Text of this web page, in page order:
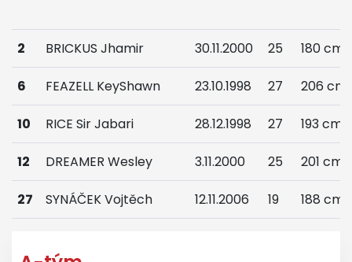
2 BRICKUS Jhamir 30.11.2000 25 180 cm
6 FEAZELL KeyShawn 23.10.1998 27 206 cm
10 RICE Sir Jabari 28.12.1998 27 193 cm
12 DREAMER Wesley 3.11.2000 25 201 cm
27 SYNÁČEK Vojtěch 12.11.2006 19 188 cm